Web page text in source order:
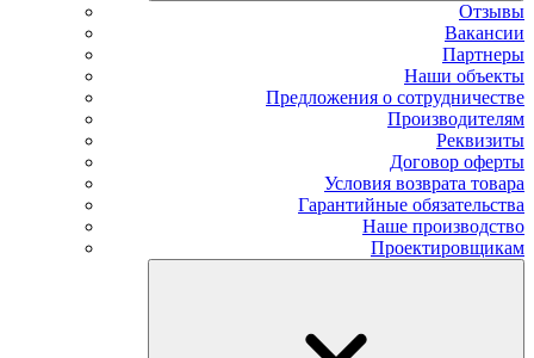
Отзывы
Вакансии
Партнеры
Наши объекты
Предложения о сотрудничестве
Производителям
Реквизиты
Договор оферты
Условия возврата товара
Гарантийные обязательства
Наше производство
Проектировщикам